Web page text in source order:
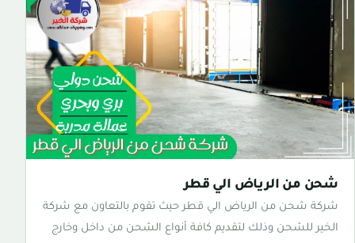
شحن من الرياض الي قطر
شركة شحن من الرياض الي قطر حيث تقوم بالتعاون مع شركة
الخير للشحن وذلك لتقديم كافة أنواع الشحن من داخل وخارج